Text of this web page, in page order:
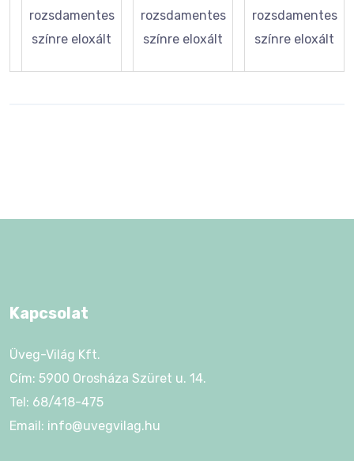
rozsdamentes
színre eloxált
rozsdamentes
színre eloxált
rozsdamentes
színre eloxált
Kapcsolat
Üveg-Világ Kft.
Cím: 5900 Orosháza Szüret u. 14.
Tel: 68/418-475
Email: info@uvegvilag.hu